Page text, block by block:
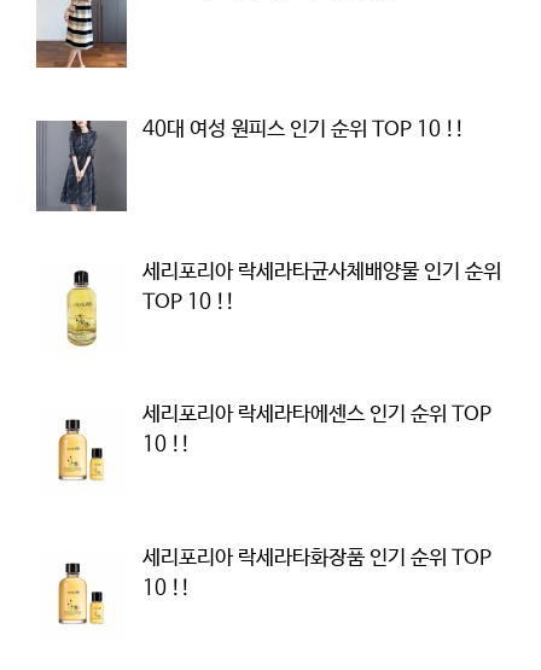
40대 여성 원피스 인기 순위 TOP 10 !!
세리포리아 락세라타균사체배양물 인기 순위
TOP 10 !!
세리포리아 락세라타에센스 인기 순위 TOP
10 !!
세리포리아 락세라타화장품 인기 순위 TOP
10 !!